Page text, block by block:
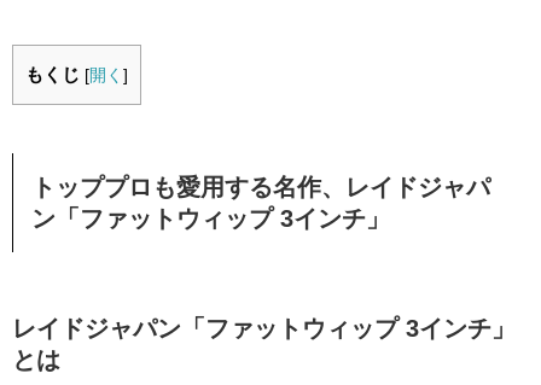
もくじ [開く ]
トッププロも愛用する名作、レイドジャパ
ン「ファットウィップ 3インチ」
レイドジャパン「ファットウィップ 3インチ」
とは